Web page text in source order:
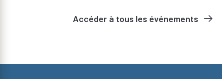
Accéder à tous les événements